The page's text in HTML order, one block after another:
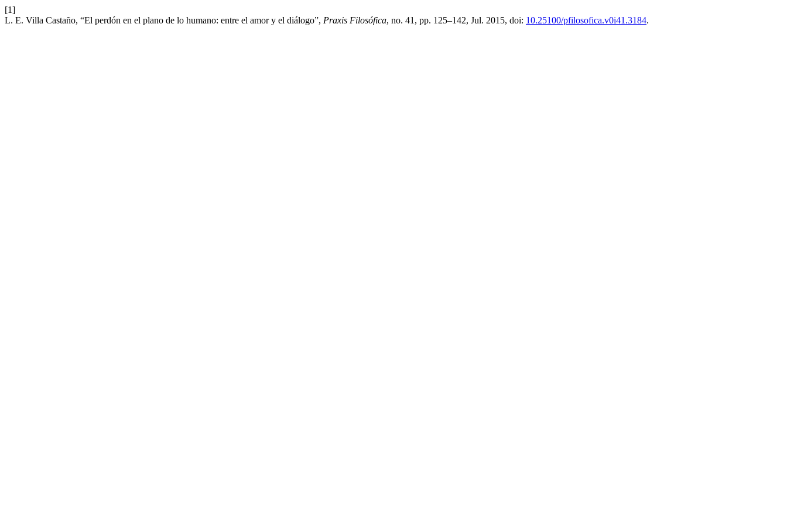
[1]
L. E. Villa Castaño, “El perdón en el plano de lo humano: entre el amor y el diálogo”, Praxis Filosófica, no. 41, pp. 125–142, Jul. 2015, doi: 10.25100/pfilosofica.v0i41.3184.